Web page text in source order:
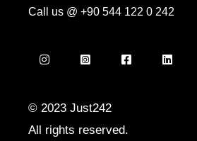
Call us @+90 544 122 0 242
© 2023Just242
All rights reserved.